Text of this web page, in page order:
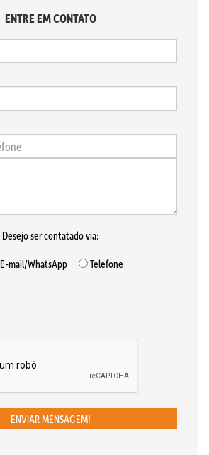
ENTRE EM CONTATO
Desejo ser contatado via:
E-mail/WhatsApp
Telefone
ENVIAR MENSAGEM!